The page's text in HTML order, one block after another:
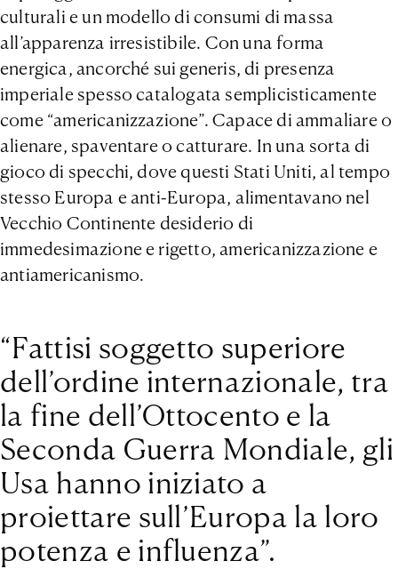
culturali e un modello di consumi di massa
all’apparenza irresistibile. Con una forma
energica, ancorché sui generis, di presenza
imperiale spesso catalogata semplicisticamente
come “americanizzazione”. Capace di ammaliare o
alienare, spaventare o catturare. In una sorta di
gioco di specchi, dove questi Stati Uniti, al tempo
stesso Europa e anti-Europa, alimentavano nel
Vecchio Continente desiderio di
immedesimazione e rigetto, americanizzazione e
antiamericanismo.
“Fattisi soggetto superiore
dell’ordine internazionale, tra
la fine dell’Ottocento e la
Seconda Guerra Mondiale, gli
Usa hanno iniziato a
proiettare sull’Europa la loro
potenza e influenza”.